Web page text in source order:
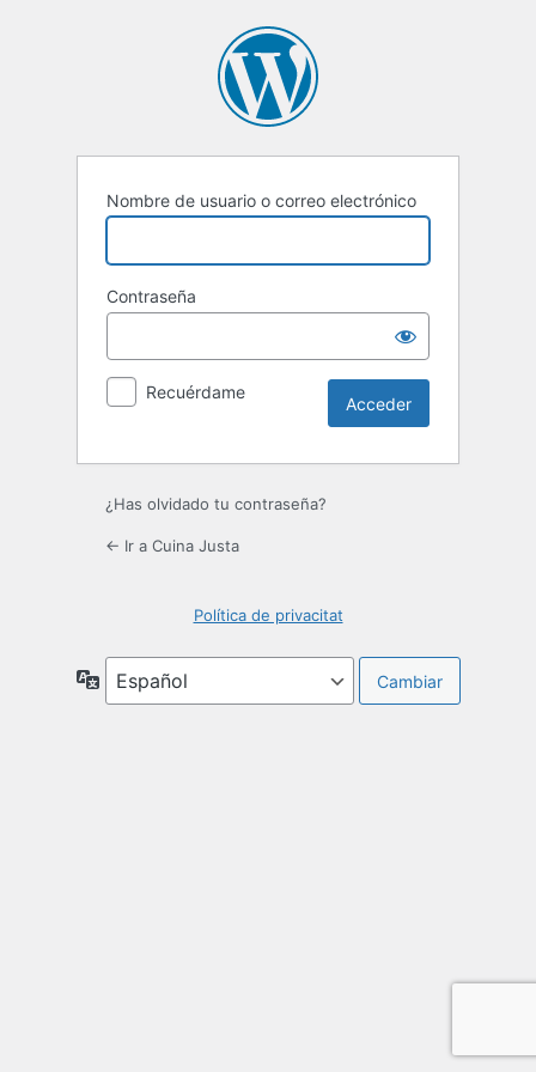
Nombre de usuario o correo electrónico
Contraseña
Recuérdame
¿Has olvidado tu contraseña?
← Ir a Cuina Justa
Política de privacitat
Idioma